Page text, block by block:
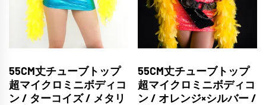
55CM丈チューブトップ
超マイクロミニボディコ
ン / ターコイズ / メタリ
55CM丈チューブトップ
超マイクロミニボディコ
ン / オレンジ×シルバー /